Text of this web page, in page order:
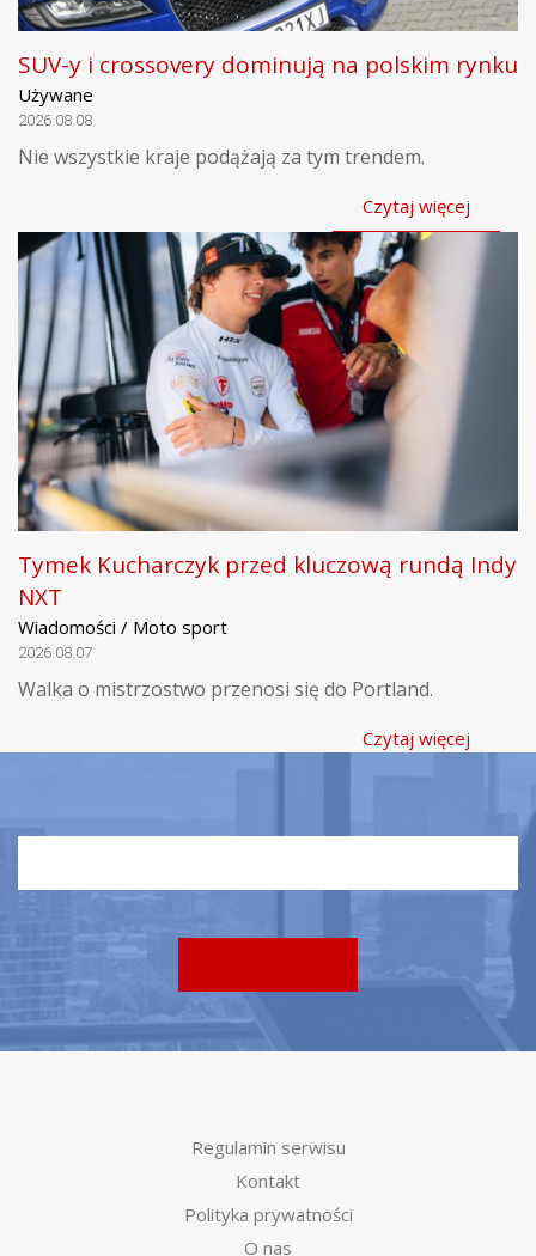
SUV-y i crossovery dominują na polskim rynku
Używane
2026.08.08
Nie wszystkie kraje podążają za tym trendem.
Czytaj więcej
Tymek Kucharczyk przed kluczową rundą Indy
NXT
Wiadomości / Moto sport
2026.08.07
Walka o mistrzostwo przenosi się do Portland.
Czytaj więcej
Regulamin serwisu
Kontakt
Polityka prywatności
O nas